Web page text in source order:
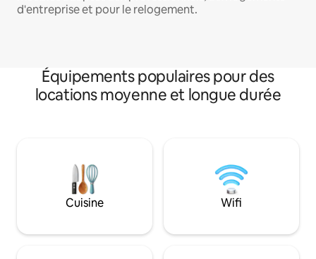
d'entreprise et pour le relogement.
Équipements populaires pour des
locations moyenne et longue durée
Cuisine Wifi